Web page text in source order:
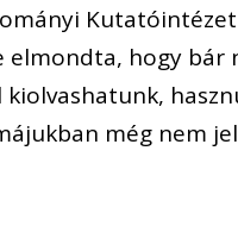
elmondta, hogy bár
még nem